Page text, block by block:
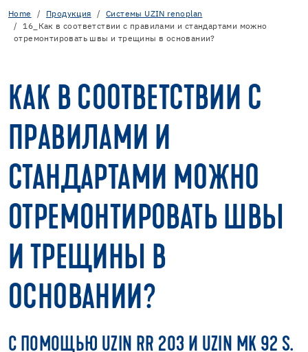
Home Продукция
Cистемы UZIN renoplan
16_Как в соответствии с правилами и стандартами можно
отремонтировать швы и трещины в основании?
КАК В СООТВЕТСТВИИ С
ПРАВИЛАМИ И
СТАНДАРТАМИ МОЖНО
ОТРЕМОНТИРОВАТЬ ШВЫ
И ТРЕЩИНЫ В
ОСНОВАНИИ?
С ПОМОЩЬЮ UZIN RR 203 И UZIN MK 92 S.